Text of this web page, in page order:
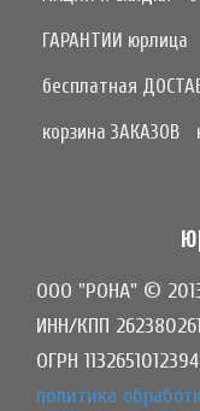
ГАРАНТИИ юрлица
бесплатная
корзина ЗАКАЗОВ
ООО "РОНА" ©
ИНН/КПП
ОГРН 1132651012394
политика